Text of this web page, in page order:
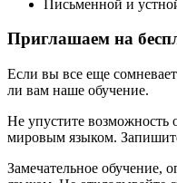
Письменной и
Приглашаем на
Если вы все еще
ли вам наше обучение.
Не упустите возможность
мировым языком.
Замечательное обучение,